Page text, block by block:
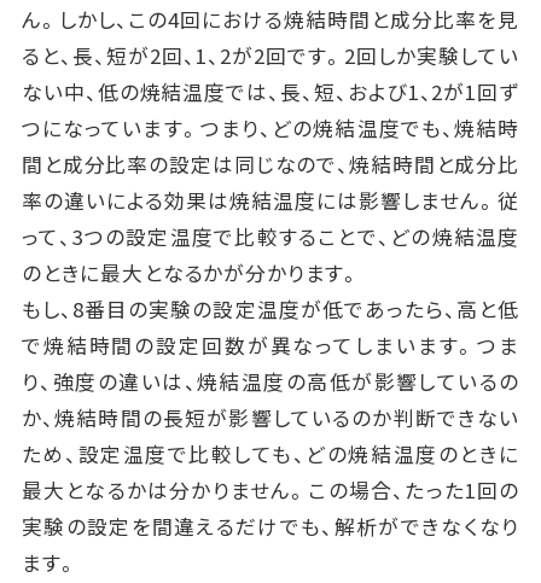
ん。しかし、この4回における焼結時間と成分比率を見
ると、長、短が2回、1、2が2回です。2回しか実験してい
ない中、低の焼結温度では、長、短、および1、2が1回ず
つになっています。つまり、どの焼結温度でも、焼結時
間と成分比率の設定は同じなので、焼結時間と成分比
率の違いによる効果は焼結温度には影響しません。従
って、3つの設定温度で比較することで、どの焼結温度
のときに最大となるかが分かります。
もし、8番目の実験の設定温度が低であったら、高と低
で焼結時間の設定回数が異なってしまいます。つま
り、強度の違いは、焼結温度の高低が影響しているの
か、焼結時間の長短が影響しているのか判断できない
ため、設定温度で比較しても、どの焼結温度のときに
最大となるかは分かりません。この場合、たった1回の
実験の設定を間違えるだけでも、解析ができなくなり
ます。